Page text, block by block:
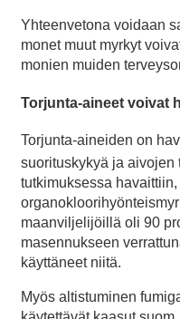
Yhteenvetona voidaan
monet muut myrkyt
monien muiden
Torjunta-aineet voivat
Torjunta-aineiden on
suorituskykyä ja aivojen
tutkimuksessa havaittiin,
maanviljelijöillä oli 90
masennukseen
käyttäneet niitä.
Myös altistuminen